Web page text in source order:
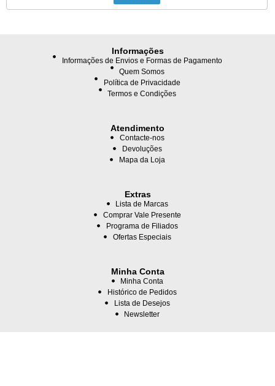
Informações
Informações de Envios e Formas de Pagamento
Quem Somos
Política de Privacidade
Termos e Condições
Atendimento
Contacte-nos
Devoluções
Mapa da Loja
Extras
Lista de Marcas
Comprar Vale Presente
Programa de Filiados
Ofertas Especiais
Minha Conta
Minha Conta
Histórico de Pedidos
Lista de Desejos
Newsletter